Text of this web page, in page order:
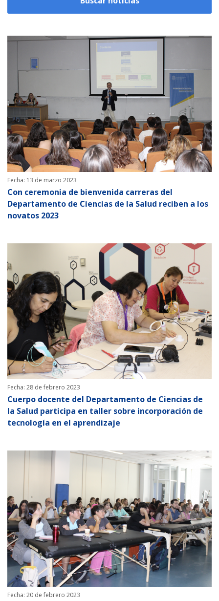
Fecha: 13 de marzo 2023
Con ceremonia de bienvenida carreras del
Departamento de Ciencias de la Salud reciben a los
novatos 2023
Fecha: 28 de febrero 2023
Cuerpo docente del Departamento de Ciencias de
la Salud participa en taller sobre incorporación de
tecnología en el aprendizaje
Fecha: 20 de febrero 2023